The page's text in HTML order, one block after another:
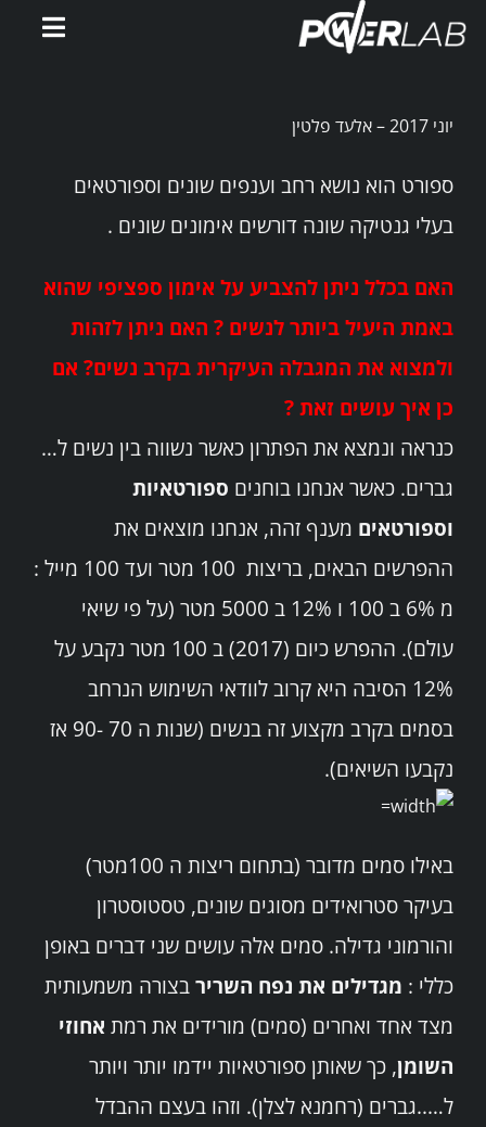
Skip
המלצות
סירטונים
מאמרים
Search
for:
יוני 2017 – אלעד פלטין
ספורט הוא נושא רחב וענפים שונים וספורטאים
בעלי גנטיקה שונה דורשים אימונים שונים .
האם בכלל ניתן להצביע על אימון ספציפי שהוא
באמת היעיל ביותר לנשים ? האם ניתן לזהות
ולמצוא את המגבלה העיקרית בקרב נשים? אם
כן איך עושים זאת ?
כנראה ונמצא את הפתרון כאשר נשווה בין נשים ל…
גברים. כאשר אנחנו בוחנים ספורטאיות
וספורטאים מענף זהה, אנחנו מוצאים את
ההפרשים הבאים, בריצות 100 מטר ועד 100 מייל :
מ 6% ב 100 ו 12% ב 5000 מטר (על פי שיאי
עולם). ההפרש כיום (2017) ב 100 מטר נקבע על
12% הסיבה היא קרוב לוודאי השימוש הנרחב
בסמים בקרב מקצוע זה בנשים (שנות ה 70 -90 אז
נקבעו השיאים).
באילו סמים מדובר (בתחום ריצות ה 100מטר)
בעיקר סטרואידים מסוגים שונים, טסטוסטרון
והורמוני גדילה. סמים אלה עושים שני דברים באופן
כללי : מגדילים את נפח השרירבצורה משמעותית
מצד אחד ואחרים (סמים) מורידים את רמת אחוזי
השומן, כך שאותן ספורטאיות יידמו יותר ויותר
ל…..גברים (רחמנא לצלן). וזהו בעצם ההבדל